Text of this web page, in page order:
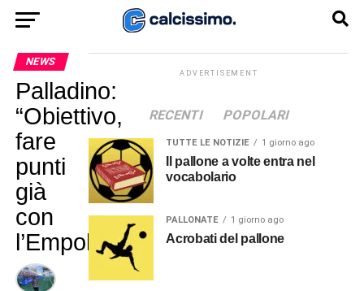
NEWS
Palladino:
“Obiettivo,
fare
punti
già
con
l’Empoli”
ADVERTISEMENT
RECENTI POPOLARI
TUTTE LE NOTIZIE 1 giorno ago
Il pallone a volte entra nel
vocabolario
PALLONATE 1 giorno ago
Acrobati del pallone